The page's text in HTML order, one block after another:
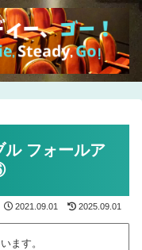
ル フォールア
2021.09.01 2025.09.01
ます。